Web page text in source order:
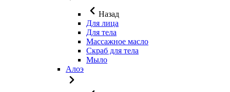
Назад
Для лица
Для тела
Массажное масло
Скраб для тела
Мыло
Алоэ